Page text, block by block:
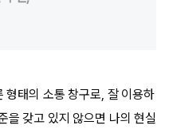
태의 소통 창구로, 잘 이용하
을 갖고 있지 않으면 나의 현실